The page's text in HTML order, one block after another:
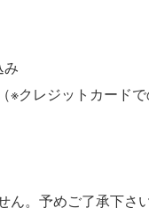
クレジットカード